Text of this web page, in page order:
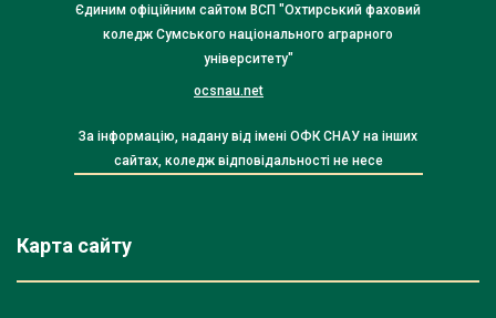
Єдиним офіційним сайтом ВСП "Охтирський фаховий
коледж Сумського національного аграрного
університету"
ocsnau.net
За інформацію, надану від імені ОФК СНАУ на інших
сайтах, коледж відповідальності не несе
Карта сайту